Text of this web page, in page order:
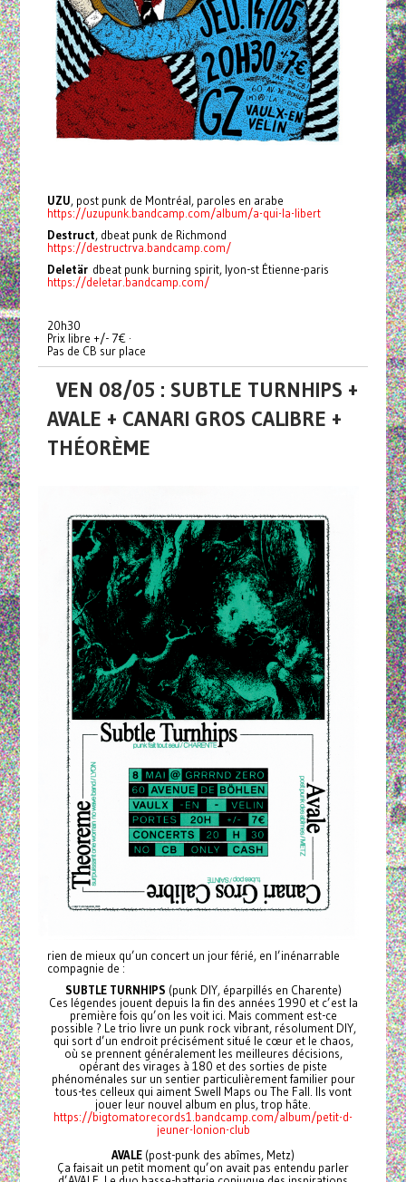
UZU, post punk de Montréal, paroles en arabe
https://uzupunk.bandcamp.com/album/a-qui-la-libert
Destruct, dbeat punk de Richmond
https://destructrva.bandcamp.com/
Deletärdbeat punk burning spirit, lyon-st Étienne-paris
https://deletar.bandcamp.com/
20h30
Prix libre +/- 7€ ·
Pas de CB sur place
VEN 08/05 : SUBTLE TURNHIPS +
AVALE + CANARI GROS CALIBRE +
THÉORÈME
rien de mieux qu’un concert un jour férié, en l’inénarrable
compagnie de :
SUBTLE TURNHIPS (punk DIY, éparpillés en Charente)
Ces légendes jouent depuis la fin des années 1990 et c’est la
première fois qu’on les voit ici. Mais comment est-ce
possible ? Le trio livre un punk rock vibrant, résolument DIY,
qui sort d’un endroit précisément situé le cœur et le chaos,
où se prennent généralement les meilleures décisions,
opérant des virages à 180 et des sorties de piste
phénoménales sur un sentier particulièrement familier pour
tous-tes celleux qui aiment Swell Maps ou The Fall. Ils vont
jouer leur nouvel album en plus, trop hâte.
https://bigtomatorecords1.bandcamp.com/album/petit-d-
jeuner-lonion-club
AVALE (post-punk des abîmes, Metz)
Ça faisait un petit moment qu’on avait pas entendu parler